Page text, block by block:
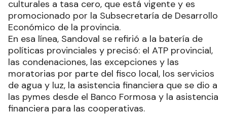
culturales a tasa cero, que está vigente y es
promocionado por la Subsecretaría de Desarrollo
Económico de la provincia.
En esa línea, Sandoval se refirió a la batería de
políticas provinciales y precisó: el ATP provincial,
las condenaciones, las excepciones y las
moratorias por parte del fisco local, los servicios
de agua y luz, la asistencia financiera que se dio a
las pymes desde el Banco Formosa y la asistencia
financiera para las cooperativas.